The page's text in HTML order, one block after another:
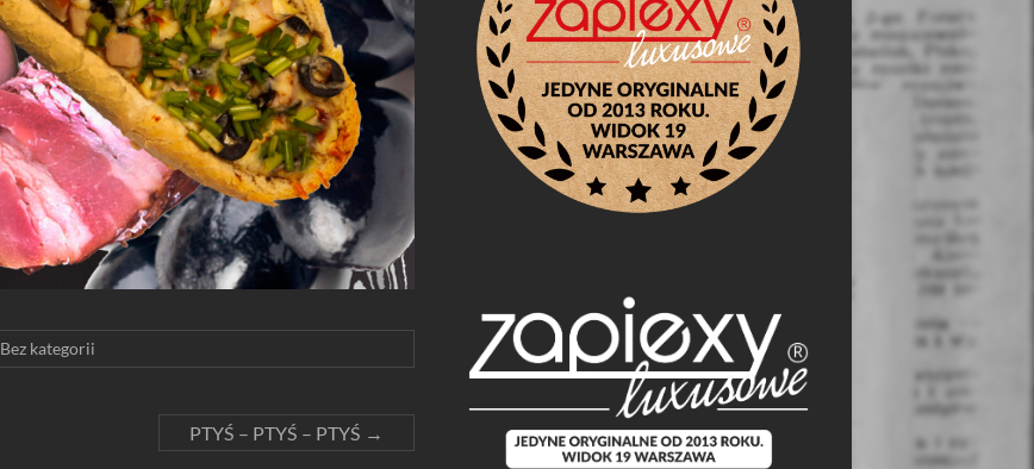
Bez kategorii
PTYŚ – PTYŚ – PTYŚ →